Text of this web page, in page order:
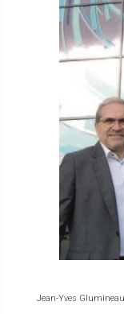
Jean-Yves